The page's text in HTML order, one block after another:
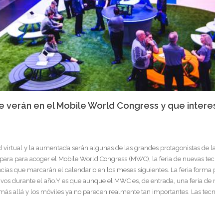
verán en el Mobile World Congress y que
virtual y la aumentada serán algunas de las grandes protagonistas de
para acoger el Mobile World Congress (MWC), la feria de nuevas
que marcarán el calendario en los meses siguientes. La feria forma
durante el año.Y es que aunque el MWC es, de entrada, una feria
allá y los móviles ya no parecen realmente tan importantes. Las